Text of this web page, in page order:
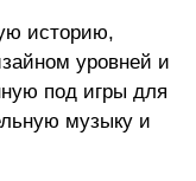
историю,
уровней и
под игры для
музыку и